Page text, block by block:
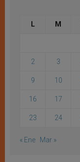
L M
2 3
9 10
16 17
23 24
« Ene Mar »